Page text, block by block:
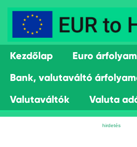
Kezdőlap
Euro
Bank, valutaváltó
Valutaváltók
Valuta